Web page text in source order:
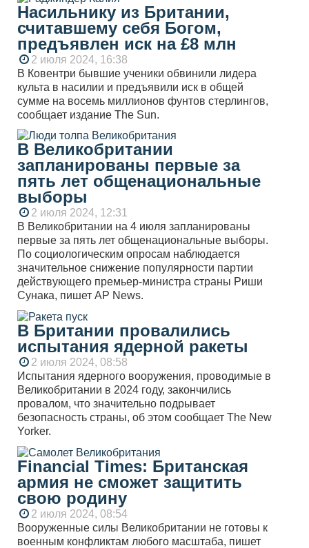
Насильнику из Британии,
считавшему себя Богом,
предъявлен иск на £8 млн
2 июля 2024, 16:38
В Ковентри бывшие ученики обвинили лидера
культа в насилии и предъявили иск в общей
сумме на восемь миллионов фунтов стерлингов,
сообщает издание The Sun.
В Великобритании
запланированы первые за
пять лет общенациональные
выборы
2 июля 2024, 12:31
В Великобритании на 4 июля запланированы
первые за пять лет общенациональные выборы.
По социологическим опросам наблюдается
значительное снижение популярности партии
действующего премьер-министра страны Риши
Сунака, пишет AP News.
В Британии провалились
испытания ядерной ракеты
2 июля 2024, 08:58
Испытания ядерного вооружения, проводимые в
Великобритании в 2024 году, закончились
провалом, что значительно подрывает
безопасность страны, об этом сообщает The New
Yorker.
Financial Times: Британская
армия не сможет защитить
свою родину
2 июля 2024, 08:54
Вооруженные силы Великобритании не готовы к
военным конфликтам любого масштаба, пишет